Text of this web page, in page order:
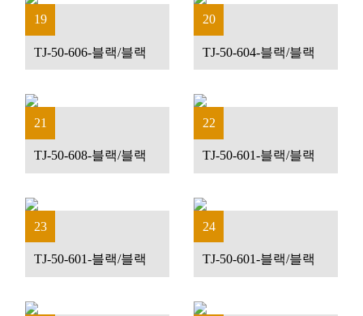
19
TJ-50-606-블랙/블랙
20
TJ-50-604-블랙/블랙
21
TJ-50-608-블랙/블랙
22
TJ-50-601-블랙/블랙
23
TJ-50-601-블랙/블랙
24
TJ-50-601-블랙/블랙